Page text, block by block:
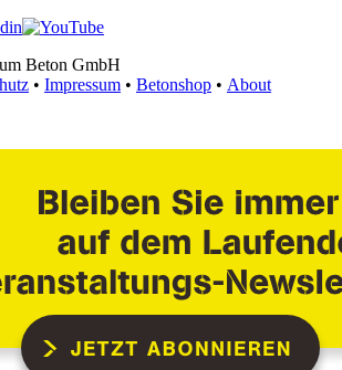
Beton GmbH
• Impressum • Betonshop • About